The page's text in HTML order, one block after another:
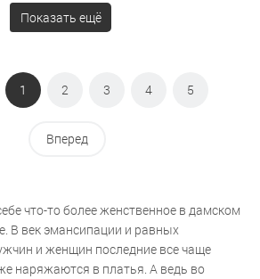
Показать ещё
1 2 3 4 5
Вперед
что-то более женственное в дамском
В век эмансипации и равных
и женщин последние все чаще
наряжаются в платья. А ведь во